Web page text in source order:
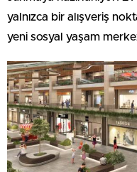
yalnızca bir alışveriş
yeni sosyal yaşam